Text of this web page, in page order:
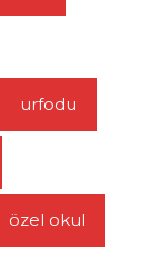
urfodu
özel okul